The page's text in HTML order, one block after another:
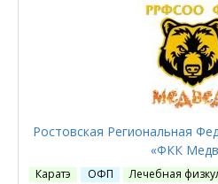
Ростовская Региональная
«ФКК
Каратэ ОФП
Лечебная